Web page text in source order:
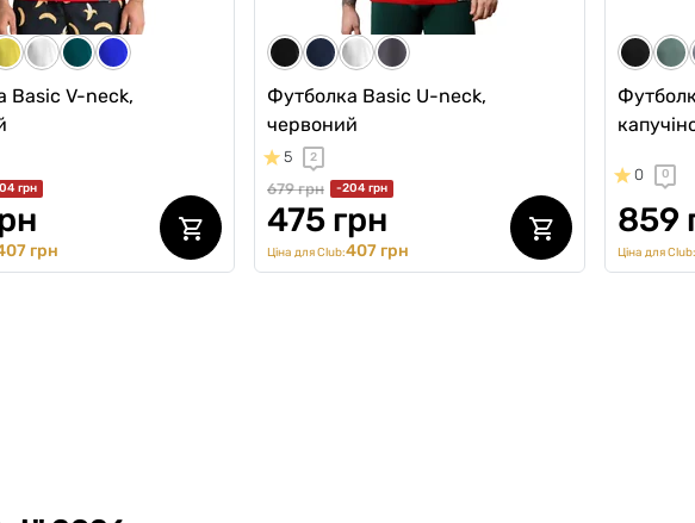
Basic V-neck,
грн
грн
Футболка Basic U-neck,
червоний
5 2
679 грн -204 грн
475 грн
Ціна для Club:407 грн
0 0
859
Ціна для Club: